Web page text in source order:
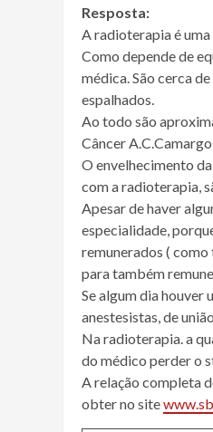
Resposta:
A radioterapia é
Como depende de
médica. São cerca
espalhados.
Ao todo são
Câncer
O envelhecimento
com a radioterapia,
Apesar de haver
especialidade,
remunerados (
para também
Se algum dia houver
anestesistas, de
Na radioterapia. a
do médico perder o
A relação completa
obter no site